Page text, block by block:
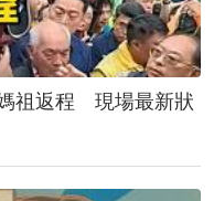
祖返程 現場最新狀